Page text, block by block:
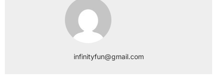
infinityfun@gmail.com